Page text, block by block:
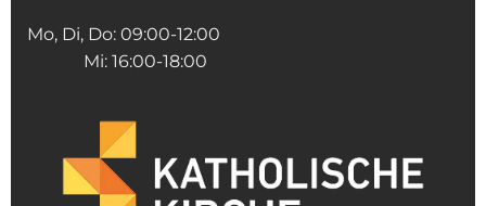
Mo, Di, Do: 09:00-12:00
Mi: 16:00-18:00